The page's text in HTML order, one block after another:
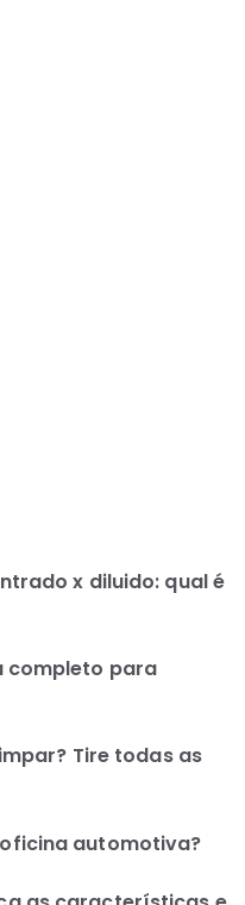
x diluido: qual é
completo para
Tire todas as
automotiva?